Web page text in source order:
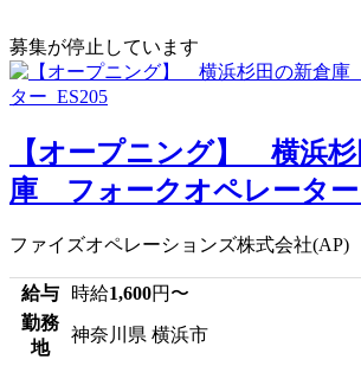
募集が停止しています
【オープニング】 横浜
庫 フォークオペレーター
ファイズオペレーションズ株式会社(AP)
給与 時給1,600円〜
勤務
地
神奈川県 横浜市